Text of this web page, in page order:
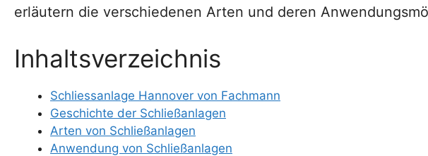
erläutern die verschiedenen Arten und deren
Inhaltsverzeichnis
Schliessanlage Hannover von Fachmann
Geschichte der Schließanlagen
Arten von Schließanlagen
Anwendung von Schließanlagen